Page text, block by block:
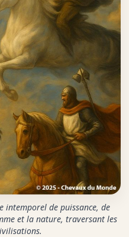
intemporel de puissance, de
et la nature, traversant les